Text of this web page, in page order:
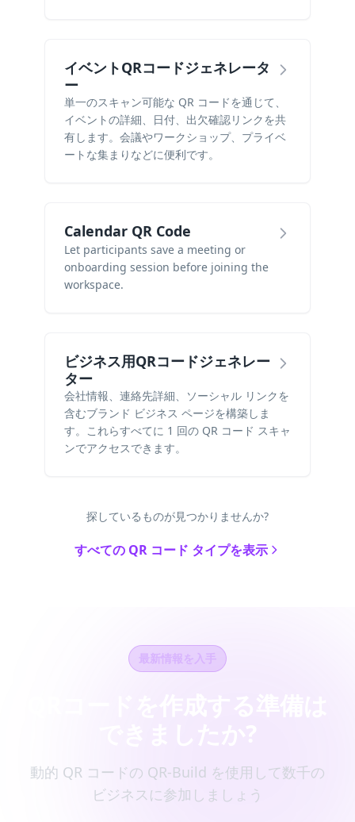
イベントQRコードジェネレータ
ー
単一のスキャン可能な QR コードを通じて、
イベントの詳細、日付、出欠確認リンクを共
有します。会議やワークショップ、プライベ
ートな集まりなどに便利です。
Calendar QR Code
Let participants save a meeting or
onboarding session before joining the
workspace.
ビジネス用QRコードジェネレー
ター
会社情報、連絡先詳細、ソーシャル リンクを
含むブランド ビジネス ページを構築しま
す。これらすべてに 1 回の QR コード スキャ
ンでアクセスできます。
探しているものが見つかりませんか?
すべての QR コード タイプを表示
最新情報を入手
動的 QR コードの QR-Build を使用して数千の
ビジネスに参加しましょう